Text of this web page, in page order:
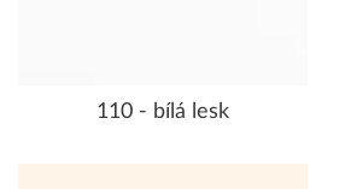
110 - bílá lesk